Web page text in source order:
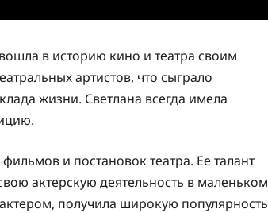
в историю кино и театра своим
артистов, что сыграло
жизни. Светлана всегда имела
и постановок театра. Ее талант
актерскую деятельность в маленьком
получила широкую популярность